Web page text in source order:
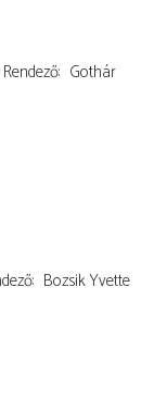
Rendező Gothár
Bozsik Yvette